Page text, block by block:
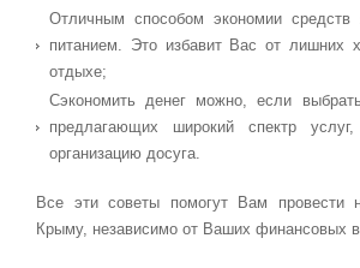
Отличным способом экономии средств
питанием. Это избавит Вас от лишних
отдыхе;
Сэкономить денег можно, если
предлагающих широкий спектр
организацию досуга.
Все эти советы помогут Вам провести
Крыму, независимо от Ваших финансовых